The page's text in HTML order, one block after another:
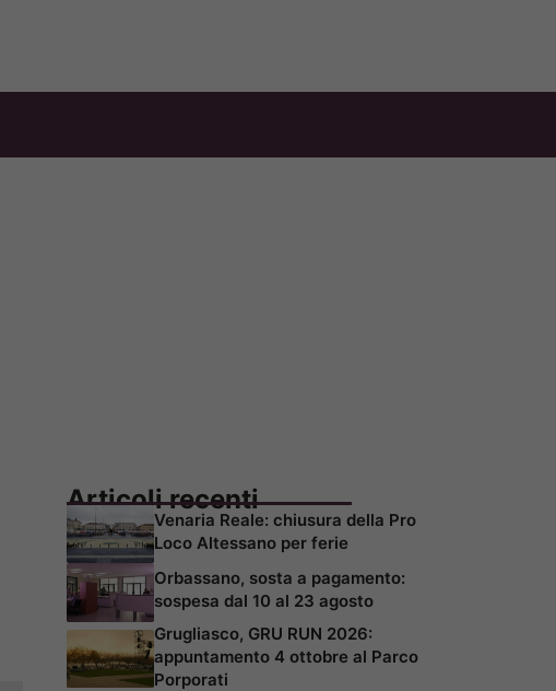
Articoli recenti
Venaria Reale: chiusura della Pro
Loco Altessano per ferie
Orbassano, sosta a pagamento:
sospesa dal 10 al 23 agosto
Grugliasco, GRU RUN 2026:
appuntamento 4 ottobre al Parco
Porporati